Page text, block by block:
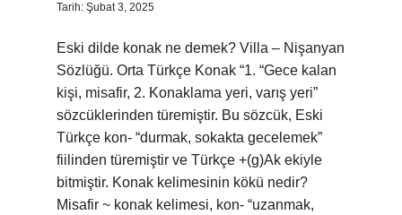
Tarih: Şubat 3, 2025
Eski dilde konak ne demek? Villa – Nişanyan
Sözlüğü. Orta Türkçe Konak “1. “Gece kalan
kişi, misafir, 2. Konaklama yeri, varış yeri”
sözcüklerinden türemiştir. Bu sözcük, Eski
Türkçe kon- “durmak, sokakta gecelemek”
fiilinden türemiştir ve Türkçe +(g)Ak ekiyle
bitmiştir. Konak kelimesinin kökü nedir?
Misafir ~ konak kelimesi, kon- “uzanmak,